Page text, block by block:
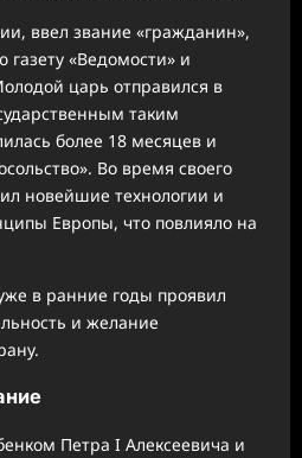
ввел звание «гражданин»,
газету «Ведомости» и
царь отправился в
таким
более 18 месяцев и
Во время своего
новейшие технологии и
Европы, что повлияло на
в ранние годы проявил
и желание
Петра I Алексеевича и